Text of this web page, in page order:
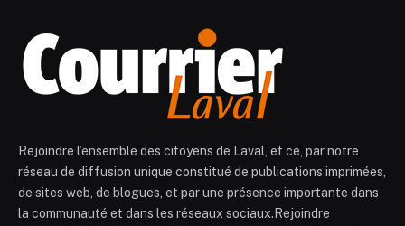
Rejoindre l’ensemble des citoyens de Laval, et ce, par notre
réseau de diffusion unique constitué de publications imprimées,
de sites web, de blogues, et par une présence importante dans
la communauté et dans les réseaux sociaux.Rejoindre